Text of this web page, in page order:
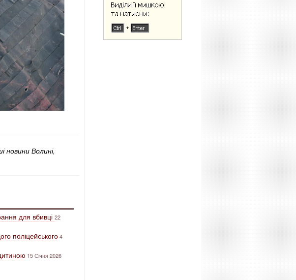
новини Волині,
для вбивці 22
поліцейського4
15 Січня 2026